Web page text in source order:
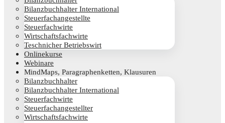
Bilanz­buch­hal­ter International
Steu­er­fach­an­ge­stell­te
Steu­er­fach­wir­te
Wirt­schafts­fach­wir­te
Teschni­cher Betriebswirt
Online­kur­se
Web­i­na­re
Mind­Maps, Para­gra­phen­ket­ten, Klausuren
Bilanz­buch­hal­ter
Bilanz­buch­hal­ter International
Steu­er­fach­wir­te
Steu­er­fach­an­ge­stell­ter
Wirt­schafts­fach­wir­te